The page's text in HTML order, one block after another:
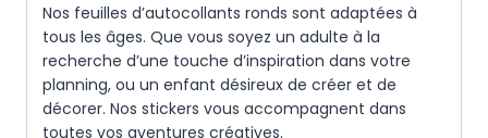
Nos feuilles d’autocollants ronds sont adaptées à
tous les âges. Que vous soyez un adulte à la
recherche d’une touche d’inspiration dans votre
planning, ou un enfant désireux de créer et de
décorer. Nos stickers vous accompagnent dans
toutes vos aventures créatives.